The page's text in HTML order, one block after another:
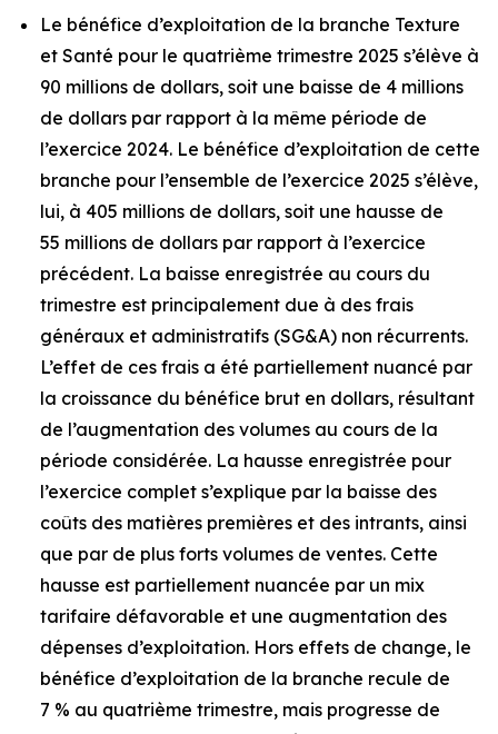
Le bénéfice d’exploitation de la branche Texture
et Santé pour le quatrième trimestre 2025 s’élève à
90 millions de dollars, soit une baisse de 4 millions
de dollars par rapport à la même période de
l’exercice 2024. Le bénéfice d’exploitation de cette
branche pour l’ensemble de l’exercice 2025 s’élève,
lui, à 405 millions de dollars, soit une hausse de
55 millions de dollars par rapport à l’exercice
précédent. La baisse enregistrée au cours du
trimestre est principalement due à des frais
généraux et administratifs (SG&A) non récurrents.
L’effet de ces frais a été partiellement nuancé par
la croissance du bénéfice brut en dollars, résultant
de l’augmentation des volumes au cours de la
période considérée. La hausse enregistrée pour
l’exercice complet s’explique par la baisse des
coûts des matières premières et des intrants, ainsi
que par de plus forts volumes de ventes. Cette
hausse est partiellement nuancée par un mix
tarifaire défavorable et une augmentation des
dépenses d’exploitation. Hors effets de change, le
bénéfice d’exploitation de la branche recule de
7 % au quatrième trimestre, mais progresse de